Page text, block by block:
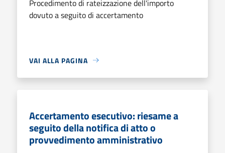
Procedimento di rateizzazione dell'importo
dovuto a seguito di accertamento
VAI ALLA PAGINA
Accertamento esecutivo: riesame a
seguito della notifica di atto o
provvedimento amministrativo